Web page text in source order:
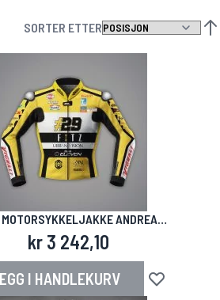
SORTER ETTER
MOTORSYKKELJAKKE ANDREA
IANNONE DUCATI WSBK 2024
kr 3 242,10
I HANDLEKURV Legg til i